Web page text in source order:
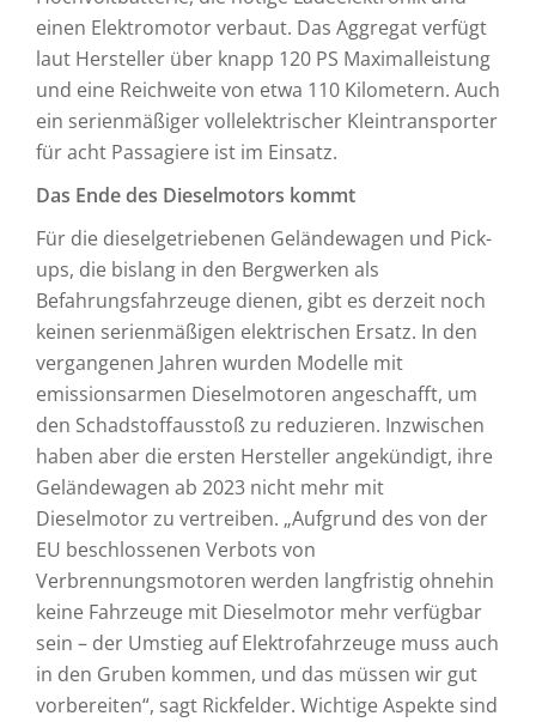
einen Elektromotor verbaut. Das Aggregat verfügt
laut Hersteller über knapp 120 PS Maximalleistung
und eine Reichweite von etwa 110 Kilometern. Auch
ein serienmäßiger vollelektrischer Kleintransporter
für acht Passagiere ist im Einsatz.
Das Ende des Dieselmotors kommt
Für die dieselgetriebenen Geländewagen und Pick-
ups, die bislang in den Bergwerken als
Befahrungsfahrzeuge dienen, gibt es derzeit noch
keinen serienmäßigen elektrischen Ersatz. In den
vergangenen Jahren wurden Modelle mit
emissionsarmen Dieselmotoren angeschafft, um
den Schadstoffausstoß zu reduzieren. Inzwischen
haben aber die ersten Hersteller angekündigt, ihre
Geländewagen ab 2023 nicht mehr mit
Dieselmotor zu vertreiben. „Aufgrund des von der
EU beschlossenen Verbots von
Verbrennungsmotoren werden langfristig ohnehin
keine Fahrzeuge mit Dieselmotor mehr verfügbar
sein – der Umstieg auf Elektrofahrzeuge muss auch
in den Gruben kommen, und das müssen wir gut
vorbereiten“, sagt Rickfelder. Wichtige Aspekte sind